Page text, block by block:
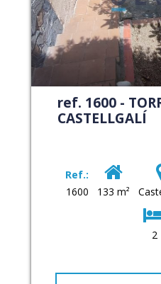
ref. 1600 -
CASTELLGALÍ
Ref.:
1600
133 m²
2